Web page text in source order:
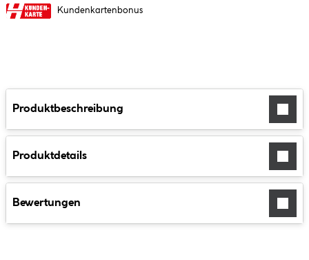
Kundenkartenbonus
Produktbeschreibung
Produktdetails
Bewertungen